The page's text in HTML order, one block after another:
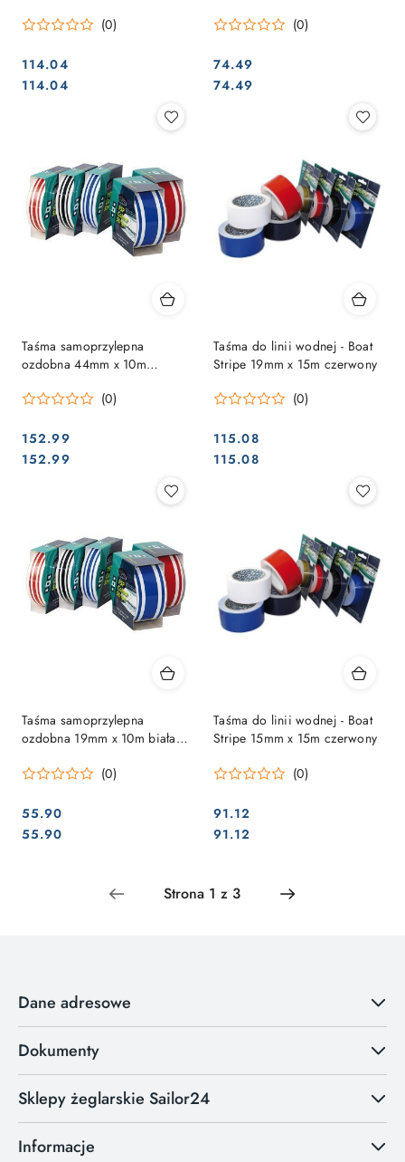
(0)
Cena:
114.04
Cena:
114.04
(0)
Cena:
74.49
Cena:
74.49
Taśma samoprzylepna
ozdobna 44mm x 10m
(0)
Cena:
152.99
Cena:
152.99
Taśma do linii wodnej - Boat
Stripe 19mm x 15m czerwony
(0)
Cena:
115.08
Cena:
115.08
Taśma samoprzylepna
ozdobna 19mm x 10m biała 3
(0)
Cena:
55.90
Cena:
55.90
Taśma do linii wodnej - Boat
Stripe 15mm x 15m czerwony
(0)
Cena:
91.12
Cena:
91.12
Dane adresowe
Dokumenty
Sklepy żeglarskie Sailor24
Informacje